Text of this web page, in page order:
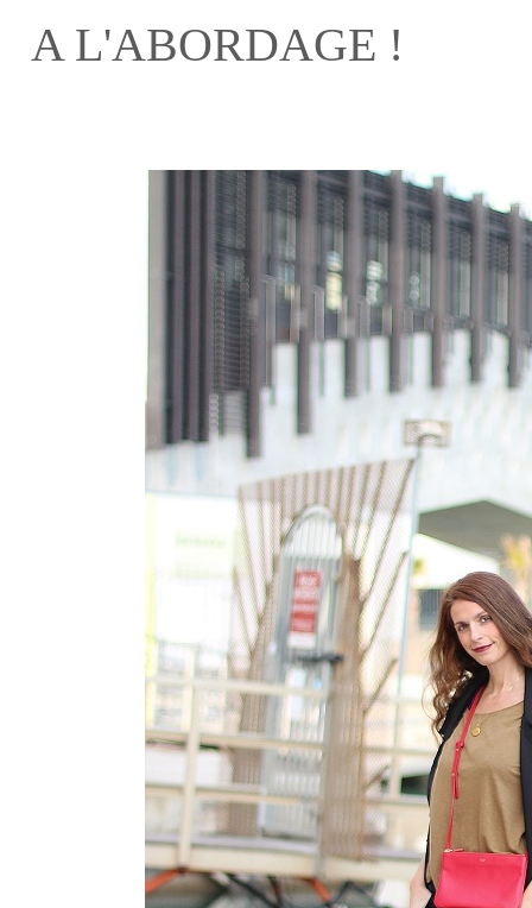
A L'ABORDAGE !